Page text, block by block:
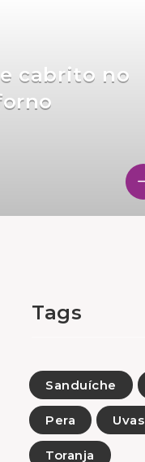
cabrito no
Tags
Sanduíche
Pera Uvas
Toranja